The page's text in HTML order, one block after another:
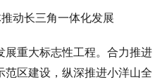
动长三角一体化发展
展重大标志性工程。合力推进
范区建设，纵深推进小洋山全